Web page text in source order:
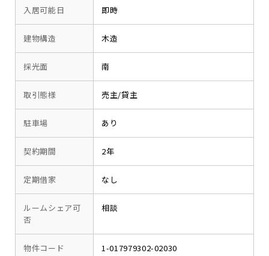
入居可能日 即時
建物構造 木造
採光面 南
取引態様 売主/貸主
駐車場 あり
契約期間 2年
定期借家 なし
ルームシェア可
否
相談
物件コード 1-017979302-02030